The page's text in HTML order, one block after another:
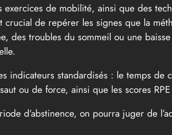
de mobilité, ainsi que des
de repérer les signes que la
des troubles du sommeil ou une
indicateurs standardisés : le temps de
ou de force, ainsi que les scores
d’abstinence, on pourra juger de